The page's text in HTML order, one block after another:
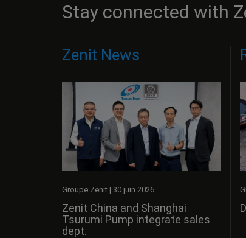
Stay connected with
Zenit News
Groupe Zenit | 30 juin 2026
Zenit China and Shanghai
Tsurumi Pump integrate sales
dept.